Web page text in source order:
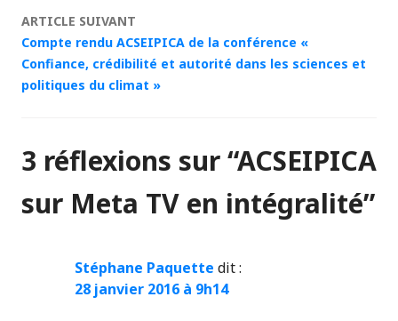
articles
ARTICLE SUIVANT
Compte rendu ACSEIPICA de la conférence «
Confiance, crédibilité et autorité dans les sciences et
politiques du climat »
3 réflexions sur “ACSEIPICA
sur Meta TV en intégralité”
Stéphane Paquette dit :
28 janvier 2016 à 9h14